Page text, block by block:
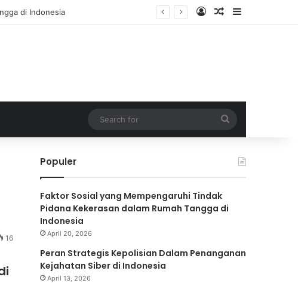
Log InRandom Article
Sidebar
for
16
Populer
Faktor Sosial yang Mempengaruhi Tindak
Pidana Kekerasan dalam Rumah Tangga di
Indonesia
April 20, 2026
Peran Strategis Kepolisian Dalam Penanganan
Kejahatan Siber di Indonesia
April 13, 2026